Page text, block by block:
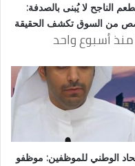
الناجح لا يُبنى بالصدفة:
من السوق تكشف الحقيقة
منذ أسبوع واحد
الوطني للموظفين: موظفو